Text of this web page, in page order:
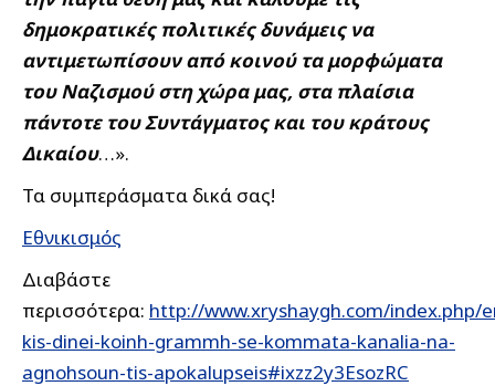
δημοκρατικές πολιτικές δυνάμεις να
αντιμετωπίσουν από κοινού τα μορφώματα
του Ναζισμού στη χώρα μας, στα πλαίσια
πάντοτε του Συντάγματος και του κράτους
Δικαίου…».
Τα συμπεράσματα δικά σας!
Εθνικισμός
Διαβάστε
περισσότερα: http://www.xryshaygh.com/index.php/
kis-dinei-koinh-grammh-se-kommata-kanalia-na-
agnohsoun-tis-apokalupseis#ixzz2y3EsozRC